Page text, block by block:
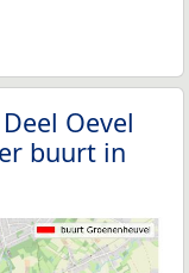
Oevel
buurt in